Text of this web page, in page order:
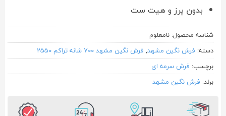
بدون پرز و هیت ست
شناسه محصول: نامعلوم
دسته: فرش نگین مشهد, فرش نگین مشهد 700 شانه تراکم 2550
برچسب: فرش سرمه ای
برند: فرش نگین مشهد